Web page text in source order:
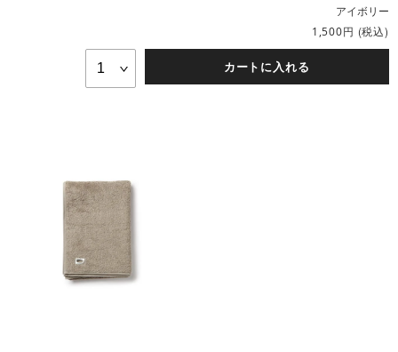
アイボリー
1,500円 (税込)
カートに入れる